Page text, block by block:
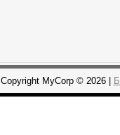
Copyright MyCorp © 2026 |